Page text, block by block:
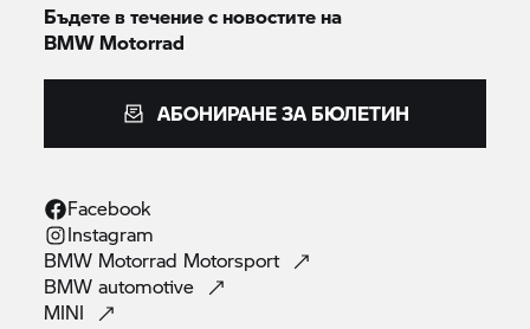
Бъдете в течение с новостите на
BMW Motorrad
АБОНИРАНЕ ЗА БЮЛЕТИН
Facebook
Instagram
BMW Motorrad Motorsport
BMWautomotive
MINI